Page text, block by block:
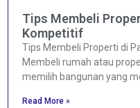
Tips Membeli
Kompetitif
Tips Membeli Properti di
Membeli rumah atau
memilih bangunan yang
Read More »